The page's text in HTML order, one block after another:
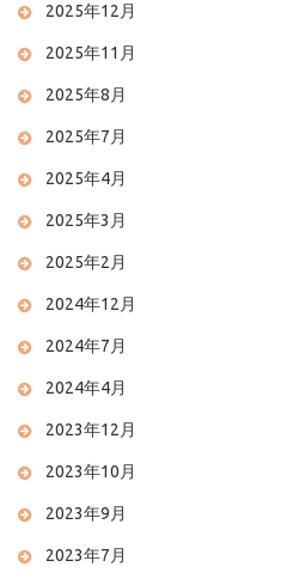
2025年12月
2025年11月
2025年8月
2025年7月
2025年4月
2025年3月
2025年2月
2024年12月
2024年7月
2024年4月
2023年12月
2023年10月
2023年9月
2023年7月